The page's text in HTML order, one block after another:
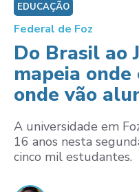
EDUCAÇÃO
Federal de Foz
Do Brasil ao
mapeia
onde vão
A universidade em
16 anos nesta
cinco mil estudantes.